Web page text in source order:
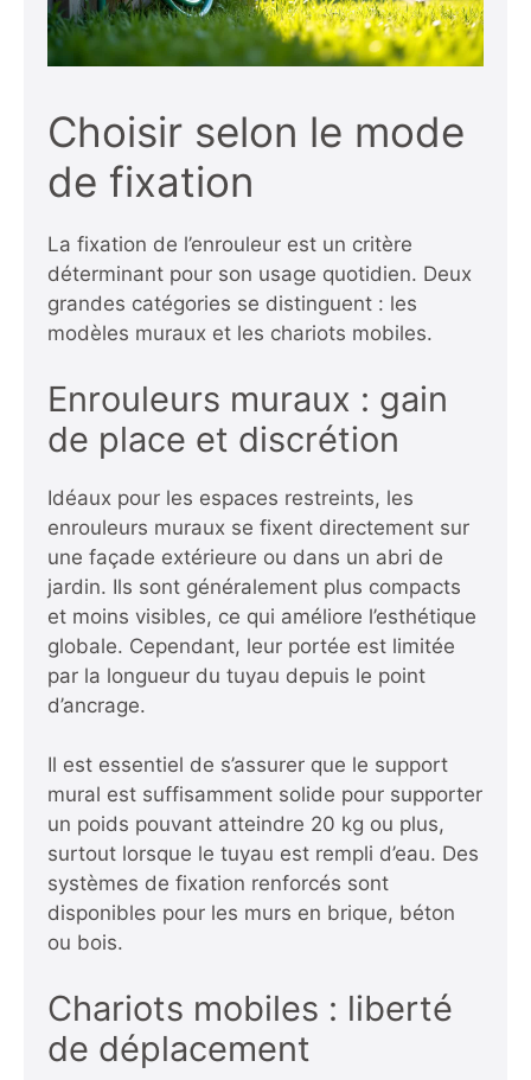
Choisir selon le mode
de fixation
La fixation de l’enrouleur est un critère
déterminant pour son usage quotidien. Deux
grandes catégories se distinguent : les
modèles muraux et les chariots mobiles.
Enrouleurs muraux : gain
de place et discrétion
Idéaux pour les espaces restreints, les
enrouleurs muraux se fixent directement sur
une façade extérieure ou dans un abri de
jardin. Ils sont généralement plus compacts
et moins visibles, ce qui améliore l’esthétique
globale. Cependant, leur portée est limitée
par la longueur du tuyau depuis le point
d’ancrage.
Il est essentiel de s’assurer que le support
mural est suffisamment solide pour supporter
un poids pouvant atteindre 20 kg ou plus,
surtout lorsque le tuyau est rempli d’eau. Des
systèmes de fixation renforcés sont
disponibles pour les murs en brique, béton
ou bois.
Chariots mobiles : liberté
de déplacement